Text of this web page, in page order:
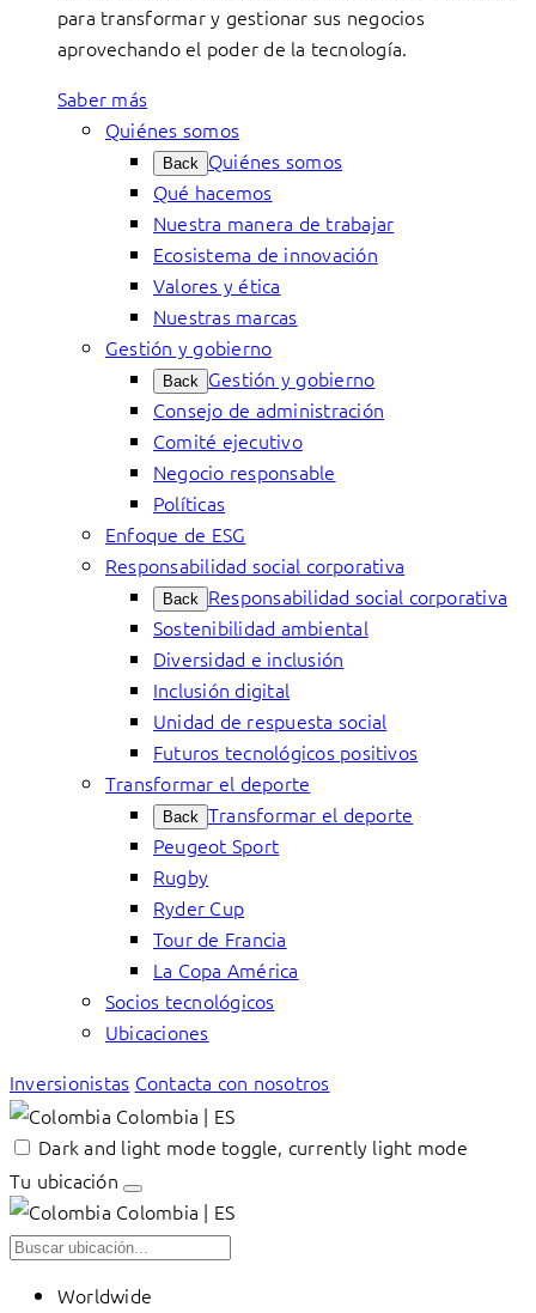
para transformar y gestionar sus negocios
aprovechando el poder de la tecnología.
Saber más
Quiénes somos
Back Quiénes somos
Qué hacemos
Nuestra manera de trabajar
Ecosistema de innovación
Valores y ética
Nuestras marcas
Gestión y gobierno
Back Gestión y gobierno
Consejo de administración
Comité ejecutivo
Negocio responsable
Políticas
Enfoque de ESG
Responsabilidad social corporativa
Back Responsabilidad social corporativa
Sostenibilidad ambiental
Diversidad e inclusión
Inclusión digital
Unidad de respuesta social
Futuros tecnológicos positivos
Transformar el deporte
Back Transformar el deporte
Peugeot Sport
Rugby
Ryder Cup
Tour de Francia
La Copa América
Socios tecnológicos
Ubicaciones
Inversionistas Contacta con nosotros
Colombia | ES
Dark and light mode toggle, currently light mode
Tu ubicación
Colombia | ES
Worldwide